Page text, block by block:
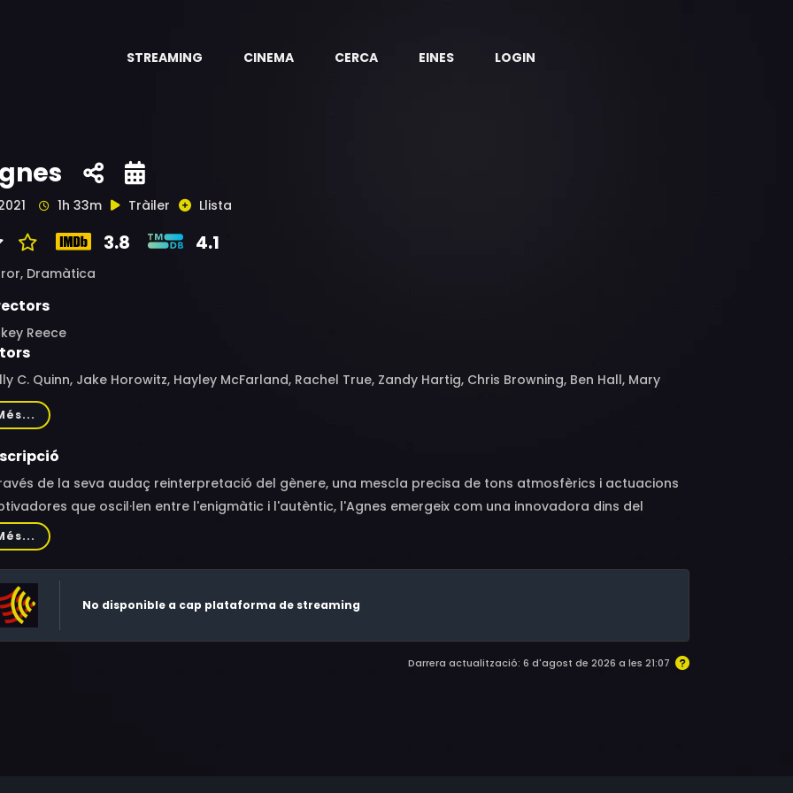
STREAMING CINEMA CERCA EINES LOGIN
1h 33m Tràiler Llista
3.8 4.1
Dramàtica
Reece
C. Quinn, Jake Horowitz, Hayley McFarland, Rachel True, Zandy Hartig, Chris Browning, Ben Hall, Mary
Chris Sullivan, Sean Gunn, Cait Brasel, Cheryl McConnell, Azrial Greene, Rita Scranton, Ginger Gilmartin,
Davis, Van Quattro, Chris Freihofer, Ron Sutor, Jacob Snovel, Lorri Bohnert, Garrett O'Brien
de la seva audaç reinterpretació del gènere, una mescla precisa de tons atmosfèrics i actuacions
que oscil·len entre l'enigmàtic i l'autèntic, l'Agnes emergeix com una innovadora dins del
de les possessions.La jove germana Agnes esclata en ira i blasfèmies, deslligant rumors de
demoníaca. L'Església envia a un veterà sacerdot deshonrat i a un jove cura, en Benjamin, per a
A mesura que aprofundeixen, enfronten temptacions, vessaments de sang i crisi de fe.
No disponible a cap plataforma de streaming
Darrera actualització: 6 d'agost de 2026 a les 21:07